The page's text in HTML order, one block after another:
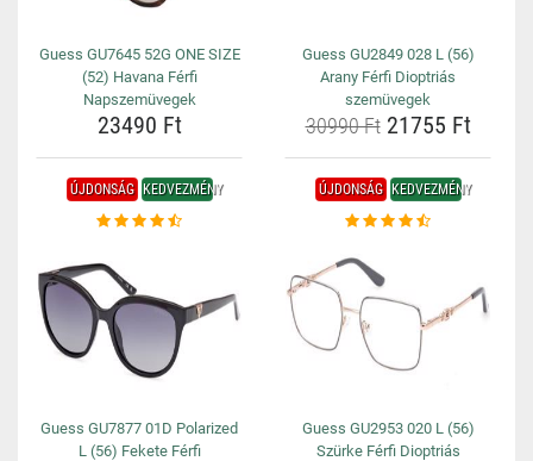
Guess GU7645 52G ONE SIZE
(52) Havana Férfi
Napszemüvegek
23490 Ft
Guess GU2849 028 L (56)
Arany Férfi Dioptriás
szemüvegek
30990 Ft21755 Ft
ÚJDONSÁG KEDVEZMÉNY
Guess GU7877 01D Polarized
L (56) Fekete Férfi
ÚJDONSÁG KEDVEZMÉNY
Guess GU2953 020 L (56)
Szürke Férfi Dioptriás